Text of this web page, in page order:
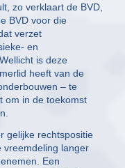
zo verklaart de BVD,
BVD voor die
verzet
en
is deze
heeft van de
– te
om in de toekomst
gelijke rechtspositie
vreemdeling langer
Een